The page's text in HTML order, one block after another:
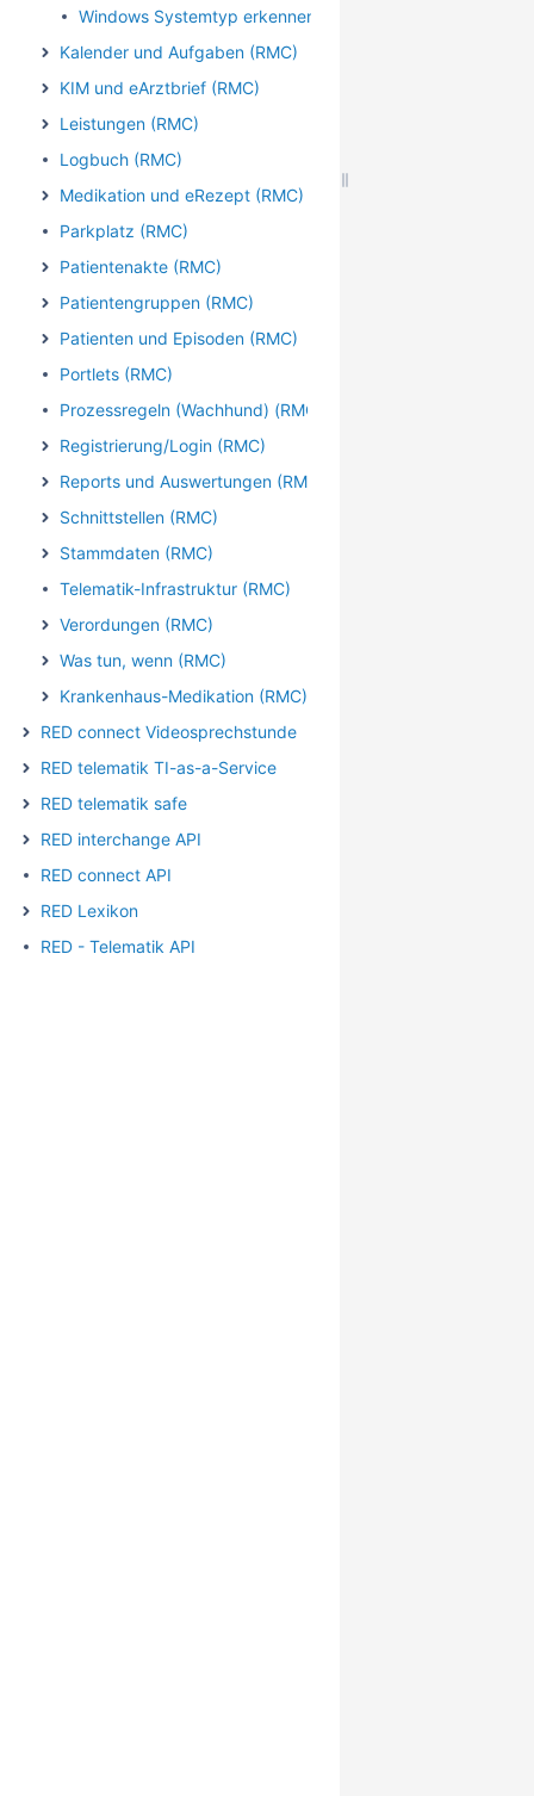
Windows Systemtyp erkennen
Kalender und Aufgaben (RMC)
KIM und eArztbrief (RMC)
Leistungen (RMC)
Logbuch (RMC)
Medikation und eRezept (RMC)
Parkplatz (RMC)
Patientenakte (RMC)
Patientengruppen (RMC)
Patienten und Episoden (RMC)
Portlets (RMC)
Prozessregeln (Wachhund) (RMC)
Registrierung/Login (RMC)
Reports und Auswertungen (RMC)
Schnittstellen (RMC)
Stammdaten (RMC)
Telematik-Infrastruktur (RMC)
Verordungen (RMC)
Was tun, wenn (RMC)
Krankenhaus-Medikation (RMC)
RED connect Videosprechstunde
RED telematik TI-as-a-Service
RED telematik safe
RED interchange API
RED connect API
RED Lexikon
RED - Telematik API